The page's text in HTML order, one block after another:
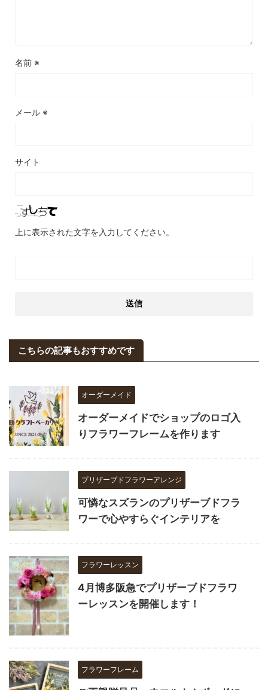
名前 ※
メール ※
サイト
上に表示された文字を入力してください。
こちらの記事もおすすめです
オーダーメイド
オーダーメイドでショップのロゴ入
りフラワーフレームを作ります
プリザーブドフラワーアレンジ
可憐なスズランのプリザーブドフラ
ワーで心やすらぐインテリアを
フラワーレッスン
4月博多阪急でプリザーブドフラワ
ーレッスンを開催します！
フラワーフレーム